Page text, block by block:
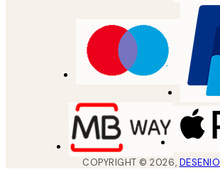
COPYRIGHT ©2026, DESENIO